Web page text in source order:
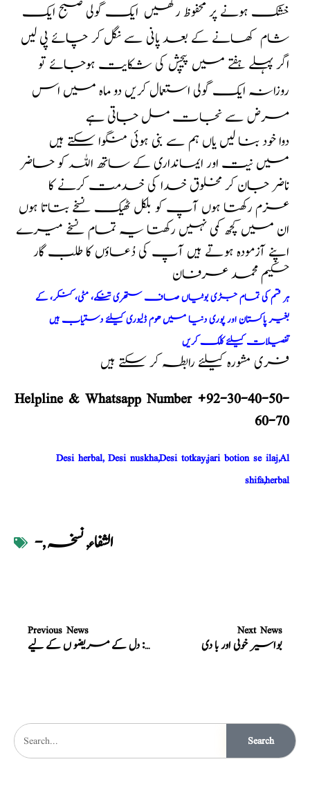
خشک ہونے پر محفوظ رکھیں ایک گولی صبح ایک
شام کھانے کے بعد پانی سے نگل کر چائے پی لیں
اگر پہلے ہفتے میں پیچش کی شکایت ہوجائے تو
روزانہ ایک گولی استعمال کریں دو ماہ میں اس
مرض سے نجات مل جاتی ہے
دوا خود بنا لیں یاں ہم سے بنی ہوئی منگوا سکتے ہیں
میں نیت اور ایمانداری کے ساتھ اللہ کو حاضر
ناضر جان کر مخلوق خدا کی خدمت کرنے کا
عزم رکھتا ہوں آپ کو بلکل ٹھیک نسخے بتاتا ہوں
ان میں کچھ کمی نہیں رکھتا یہ تمام نسخے میرے
اپنے آزمودہ ہوتے ہیں آپ کی دُعاؤں کا طلب گار
حکیم محمد عرفان
ہر قسم کی تمام جڑی بوٹیاں صاف ستھری تنکے، مٹی، کنکر، کے
بغیر پاکستان اور پوری دنیا میں ھوم ڈلیوری کیلئے دستیاب ہیں
تفصیلات کیلئے کلک کریں
فری مشورہ کیلئے رابطہ کر سکتے ہیں
Helpline & Whatsapp Number +92-30-40-50-
60-70
Desi herbal, Desi nuskha,Desi totkay,jari botion se ilaj,Al
shifa,herbal
-, الشفاء,نسخہ
Previous News
علاج: دل کے مریضو ں کے لیے
Next News
بواسیر خونی اور با دی
Search